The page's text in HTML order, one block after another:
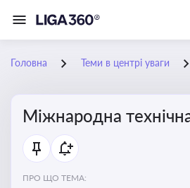
Головна Теми в центрі уваги
Міжнародна
ПРО ЩО ТЕМА: